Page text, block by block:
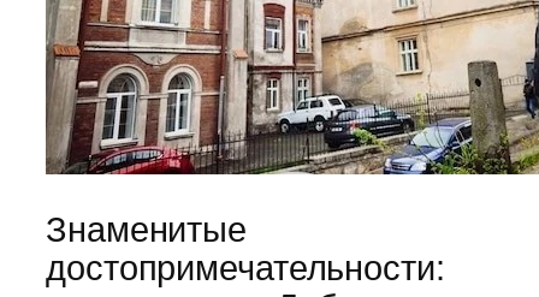
Знаменитые
достопримечательности: